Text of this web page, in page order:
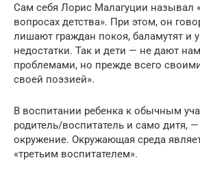
Сам себя Лорис Малагуции называл
вопросах детства». При этом, он
лишают граждан покоя, баламутят и
недостатки. Так и дети — не дают
проблемами, но прежде всего
своей поэзией».
В воспитании ребенка к обычным
родитель/воспитатель и само дитя,
окружение. Окружающая среда
«третьим воспитателем».